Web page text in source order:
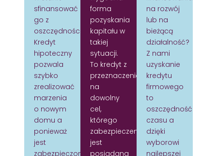
sfinansować
go z
oszczędności?
Kredyt
hipoteczny
pozwala
szybko
zrealizować
marzenia
o nowym
domu a
ponieważ
jest
zabezpieczony
forma
pozyskania
kapitału w
takiej
sytuacji.
To kredyt z
przeznaczeniem
na
dowolny
cel,
którego
zabezpieczeniem
jest
posiadana
na rozwój
lub na
bieżącą
działalność?
Z nami
uzyskanie
kredytu
firmowego
to
oszczędność
czasu a
dzięki
wyborowi
najlepszej